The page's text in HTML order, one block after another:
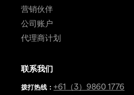
营销伙伴
公司账户
代理商计划
联系我们
拨打热线 ： +61（3）9860 1776